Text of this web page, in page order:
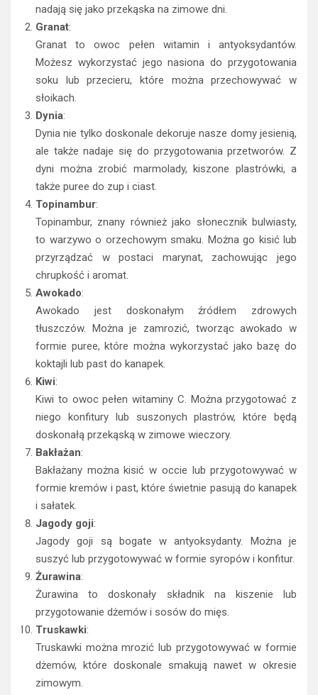
nadają się jako przekąska na zimowe dni.
Granat:
Granat to owoc pełen witamin i antyoksydantów.
Możesz wykorzystać jego nasiona do przygotowania
soku lub przecieru, które można przechowywać w
słoikach.
Dynia:
Dynia nie tylko doskonale dekoruje nasze domy jesienią,
ale także nadaje się do przygotowania przetworów. Z
dyni można zrobić marmolady, kiszone plastrówki, a
także puree do zup i ciast.
Topinambur:
Topinambur, znany również jako słonecznik bulwiasty,
to warzywo o orzechowym smaku. Można go kisić lub
przyrządzać w postaci marynat, zachowując jego
chrupkość i aromat.
Awokado:
Awokado jest doskonałym źródłem zdrowych
tłuszczów. Można je zamrozić, tworząc awokado w
formie puree, które można wykorzystać jako bazę do
koktajli lub past do kanapek.
Kiwi:
Kiwi to owoc pełen witaminy C. Można przygotować z
niego konfitury lub suszonych plastrów, które będą
doskonałą przekąską w zimowe wieczory.
Bakłażan:
Bakłażany można kisić w occie lub przygotowywać w
formie kremów i past, które świetnie pasują do kanapek
i sałatek.
Jagody goji:
Jagody goji są bogate w antyoksydanty. Można je
suszyć lub przygotowywać w formie syropów i konfitur.
Żurawina:
Żurawina to doskonały składnik na kiszenie lub
przygotowanie dżemów i sosów do mięs.
Truskawki:
Truskawki można mrozić lub przygotowywać w formie
dżemów, które doskonale smakują nawet w okresie
zimowym.